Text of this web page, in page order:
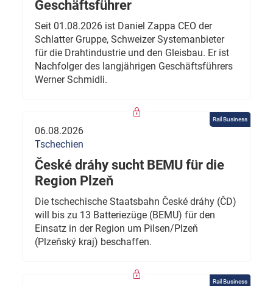
Geschäftsführer
Seit 01.08.2026 ist Daniel Zappa CEO der
Schlatter Gruppe, Schweizer Systemanbieter
für die Drahtindustrie und den Gleisbau. Er ist
Nachfolger des langjährigen Geschäftsführers
Werner Schmidli.
Rail Business
06.08.2026
Tschechien
České dráhy sucht BEMU für die
Region Plzeň
Die tschechische Staatsbahn České dráhy (ČD)
will bis zu 13 Batteriezüge (BEMU) für den
Einsatz in der Region um Pilsen/Plzeň
(Plzeňský kraj) beschaffen.
Rail Business